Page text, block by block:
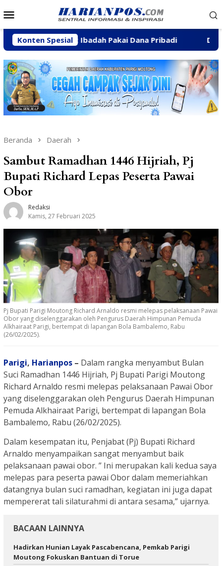
ke
Mobile
Konten Spesial
Ibadah Pakai Dana Pribadi Dibanjiri
Beranda Daerah
Sambut Ramadhan 1446 Hijriah, Pj
Bupati Richard Lepas Peserta Pawai
Obor
Redaksi
Kamis, 27 Februari 2025
Pj Bupati Parigi Moutong Richard Arnaldo resmi melepas pelaksanaan Pawai
Obor yang diselenggarakan oleh Pengurus Daerah Himpunan Pemuda
Alkhairaat Parigi, bertempat di lapangan Bola Bambalemo, Rabu
(26/02/2025).
Parigi, Harianpos – Dalam rangka menyambut Bulan
Suci Ramadhan 1446 Hijriah, Pj Bupati Parigi Moutong
Richard Arnaldo resmi melepas pelaksanaan Pawai Obor
yang diselenggarakan oleh Pengurus Daerah Himpunan
Pemuda Alkhairaat Parigi, bertempat di lapangan Bola
Bambalemo, Rabu (26/02/2025).
Dalam kesempatan itu, Penjabat (Pj) Bupati Richard
Arnaldo menyampaikan sangat menyambut baik
pelaksanaan pawai obor. ” Ini merupakan kali kedua saya
melepas para peserta pawai Obor dalam memeriahkan
datangnya bulan suci ramadhan, kegiatan ini juga dapat
mempererat tali silaturahmi di antara sesama,” ujarnya.
BACAAN LAINNYA
Hadirkan Hunian Layak Pascabencana, Pemkab Parigi
Moutong Fokuskan Bantuan di Torue